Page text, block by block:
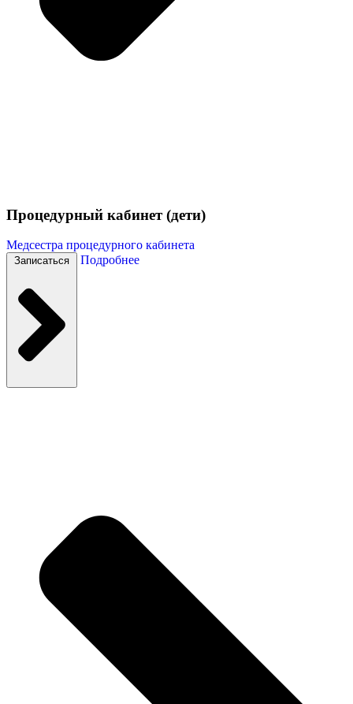
Процедурный кабинет (дети)
Медсестра процедурного кабинета
Записаться Подробнее